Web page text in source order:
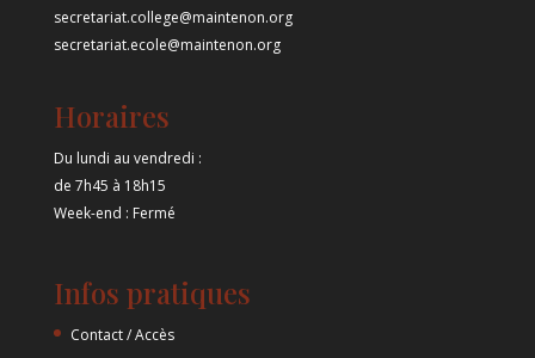
secretariat.college@maintenon.org
secretariat.ecole@maintenon.org
Horaires
Du lundi au vendredi :
de 7h45 à 18h15
Week-end : Fermé
Infos pratiques
Contact / Accès